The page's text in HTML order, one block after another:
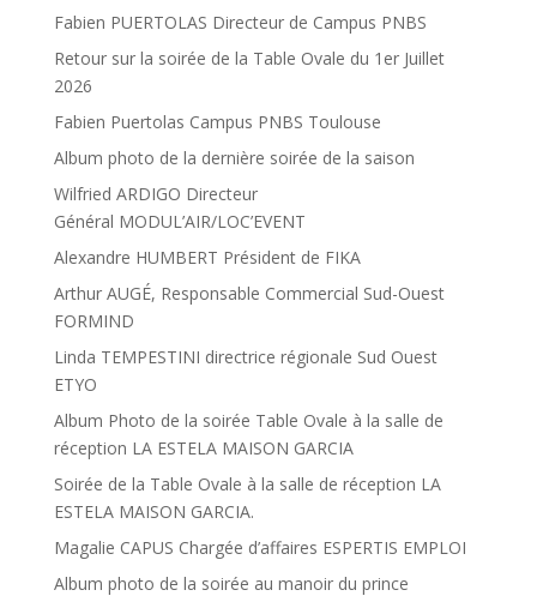
Fabien PUERTOLAS Directeur de Campus PNBS
Retour sur la soirée de la Table Ovale du 1er Juillet
2026
Fabien Puertolas Campus PNBS Toulouse
Album photo de la dernière soirée de la saison
Wilfried ARDIGO Directeur
Général MODUL’AIR/LOC’EVENT
Alexandre HUMBERT Président de FIKA
Arthur AUGÉ, Responsable Commercial Sud-Ouest
FORMIND
Linda TEMPESTINI directrice régionale Sud Ouest
ETYO
Album Photo de la soirée Table Ovale à la salle de
réception LA ESTELA MAISON GARCIA
Soirée de la Table Ovale à la salle de réception LA
ESTELA MAISON GARCIA.
Magalie CAPUS Chargée d’affaires ESPERTIS EMPLOI
Album photo de la soirée au manoir du prince